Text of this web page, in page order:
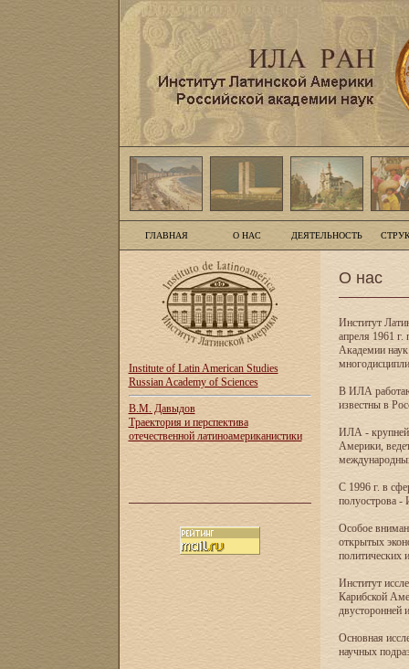
ГЛАВНАЯ О НАС ДЕЯТЕЛЬНОСТЬ
Institute of Latin American Studies
Russian Academy of Sciences
В.М. Давыдов
Траектория и перспектива
отечественной латиноамериканистики
О нас
Институт
апреля 1961
Академии
В ИЛА
известны в
ИЛА -
Америки,
С 1996 г. в
полуострова -
Особое
открытых
политических
Институт
Карибской
двусторонней
Основная
научных